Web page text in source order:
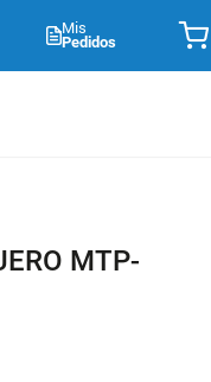
Mis
Pedidos
MTP-